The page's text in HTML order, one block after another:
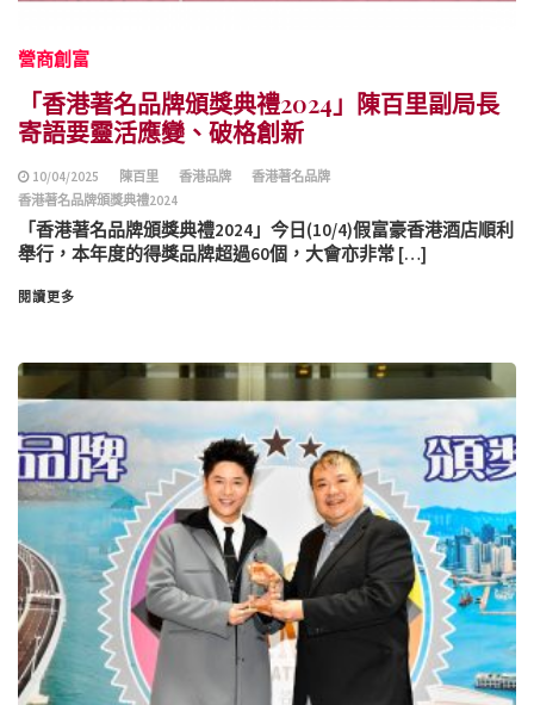
營商創富
「香港著名品牌頒獎典禮2024」陳百里副局長
寄語要靈活應變、破格創新
10/04/2025 陳百里 香港品牌
香港著名品牌
香港著名品牌頒獎典禮2024
「香港著名品牌頒獎典禮2024」今日(10/4)假富豪香港酒店順利
舉行，本年度的得獎品牌超過60個，大會亦非常 […]
閱讀更多